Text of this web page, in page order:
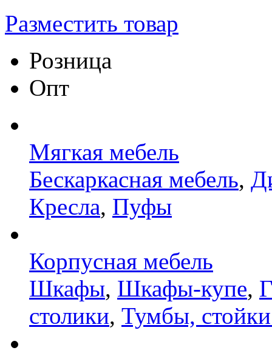
Разместить товар
Розница
Опт
Мягкая мебель
Бескаркасная мебель,
Кресла, Пуфы
Корпусная мебель
Шкафы, Шкафы-купе,
столики, Тумбы,